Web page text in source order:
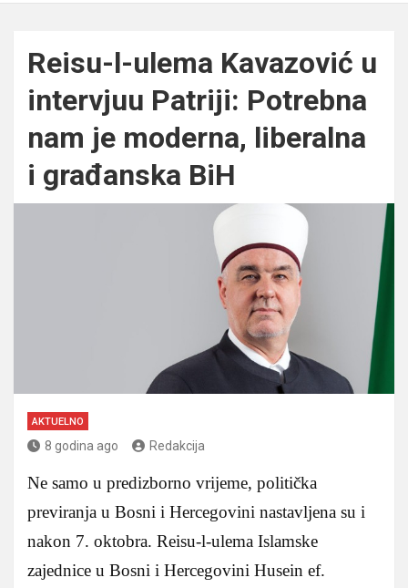
Reisu-l-ulema Kavazović u
intervjuu Patriji: Potrebna
nam je moderna, liberalna
i građanska BiH
AKTUELNO
8 godina ago Redakcija
Ne samo u predizborno vrijeme, politička
previranja u Bosni i Hercegovini nastavljena su i
nakon 7. oktobra. Reisu-l-ulema Islamske
zajednice u Bosni i Hercegovini Husein ef.